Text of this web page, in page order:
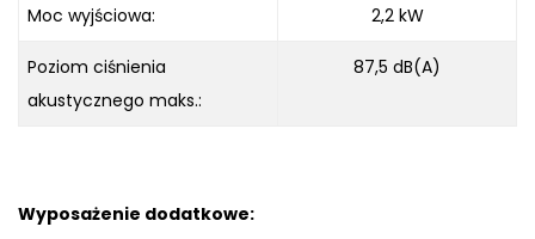
Moc wyjściowa: 2,2 kW
Poziom ciśnienia
akustycznego maks.:
87,5 dB(A)
Wyposażenie dodatkowe: